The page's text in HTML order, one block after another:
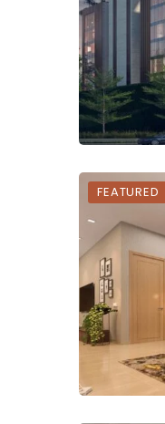
FEATURED